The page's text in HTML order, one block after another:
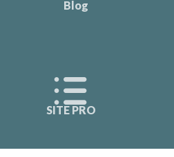
Blog
SITE PRO